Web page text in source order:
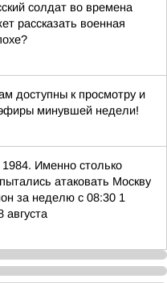
солдат во времена
рассказать военная
доступны к просмотру и
минувшей недели!
Именно столько
атаковать Москву
за неделю с 08:30 1
августа